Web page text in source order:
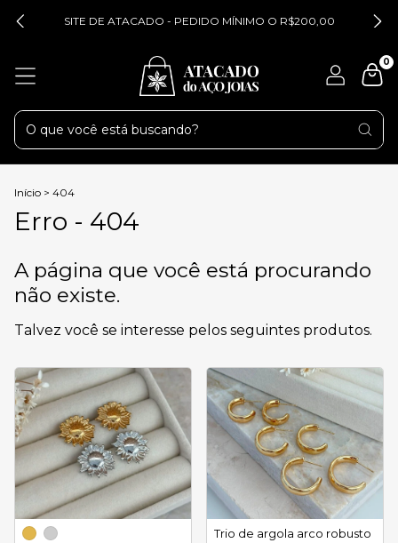
SITE DE ATACADO - PEDIDO MÍNIMO O R$200,00
0
Início > 404
Erro - 404
A página que você está procurando
não existe.
Talvez você se interesse pelos seguintes produtos.
Trio de argola arco robusto